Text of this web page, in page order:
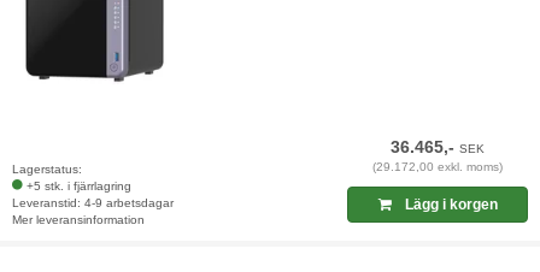
Lagerstatus:
+5 stk. i fjärrlagring
Leveranstid: 4-9 arbetsdagar
Mer leveransinformation
36.465,-SEK
(29.172,00 exkl. moms)
Lägg i korgen